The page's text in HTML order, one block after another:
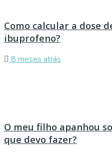
Como calcular a dose
ibuprofeno?
8 meses atrás
O meu filho apanhou
que devo fazer?